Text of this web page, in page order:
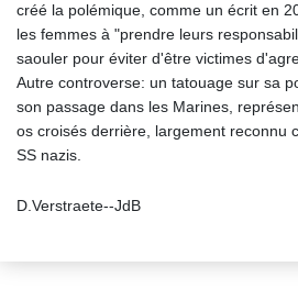
créé la polémique, comme un écrit en
les femmes à "prendre leurs
saouler pour éviter d'être victimes
Autre controverse: un tatouage sur sa
son passage dans les Marines,
os croisés derrière, largement reconnu
SS nazis.
D.Verstraete--JdB